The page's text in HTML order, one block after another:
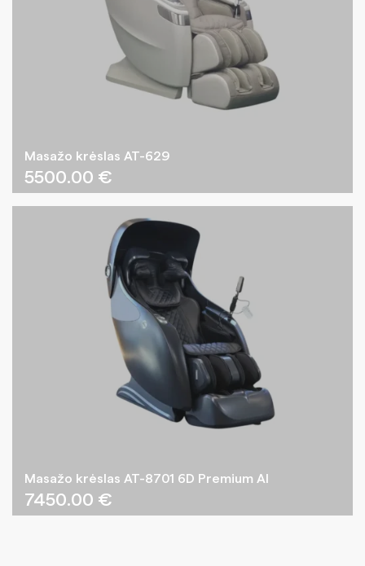
Masažo krėslas AT-629
5500.00 €
Masažo krėslas AT-8701 6D Premium AI
7450.00 €